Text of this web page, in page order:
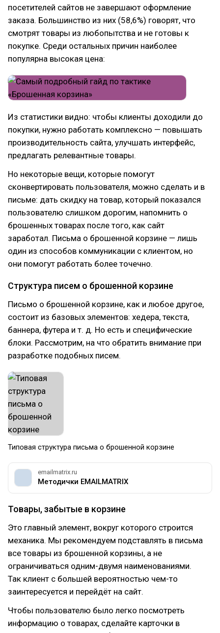
посетителей сайтов не завершают оформление
заказа. Большинство из них (58,6%) говорят, что
смотрят товары из любопытства и не готовы к
покупке. Среди остальных причин наиболее
популярна высокая цена:
Из статистики видно: чтобы клиенты доходили до
покупки, нужно работать комплексно — повышать
производительность сайта, улучшать интерфейс,
предлагать релевантные товары.
Но некоторые вещи, которые помогут
сконвертировать пользователя, можно сделать и в
письме: дать скидку на товар, который показался
пользователю слишком дорогим, напомнить о
брошенных товарах после того, как сайт
заработал. Письма о брошенной корзине — лишь
один из способов коммуникации с клиентом, но
они помогут работать более точечно.
Структура писем о брошенной корзине
Письмо о брошенной корзине, как и любое другое,
состоит из базовых элементов: хедера, текста,
баннера, футера и т. д. Но есть и специфические
блоки. Рассмотрим, на что обратить внимание при
разработке подобных писем.
Типовая структура письма о брошенной корзине
emailmatrix.ru
Методички EMAILMATRIX
Товары, забытые в корзине
Это главный элемент, вокруг которого строится
механика. Мы рекомендуем подставлять в письма
все товары из брошенной корзины, а не
ограничиваться одним-двумя наименованиями.
Так клиент с большей вероятностью чем-то
заинтересуется и перейдёт на сайт.
Чтобы пользователю было легко посмотреть
информацию о товарах, сделайте карточки в